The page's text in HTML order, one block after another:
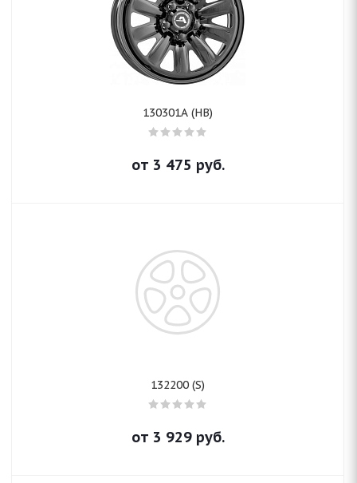
130301A (HB)
от 3 475 руб.
132200 (S)
от 3 929руб.